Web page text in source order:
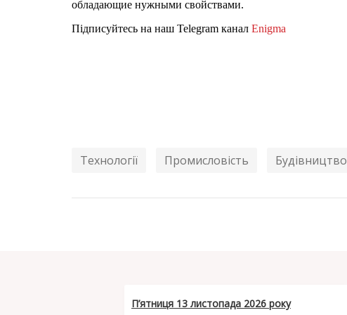
обладающие нужными свойствами.
Підписуйтесь на наш Telegram канал Enigma
Технології Промисловість Будівництво
П’ятниця 13 листопада 2026 року